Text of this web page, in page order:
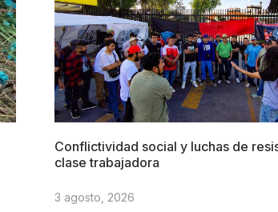
Conflictividad social y luchas de
clase trabajadora
3 agosto, 2026